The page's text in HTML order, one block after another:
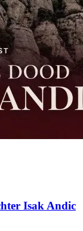
Isak Andic